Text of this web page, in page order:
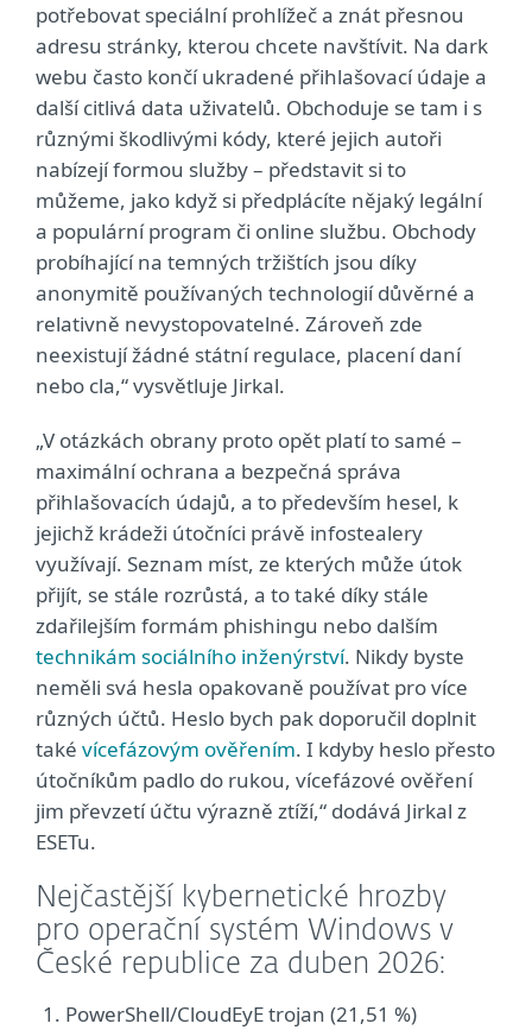
potřebovat speciální prohlížeč a znát přesnou
adresu stránky, kterou chcete navštívit. Na dark
webu často končí ukradené přihlašovací údaje a
další citlivá data uživatelů. Obchoduje se tam i s
různými škodlivými kódy, které jejich autoři
nabízejí formou služby – představit si to
můžeme, jako když si předplácíte nějaký legální
a populární program či online službu. Obchody
probíhající na temných tržištích jsou díky
anonymitě používaných technologií důvěrné a
relativně nevystopovatelné. Zároveň zde
neexistují žádné státní regulace, placení daní
nebo cla,“ vysvětluje Jirkal.
„V otázkách obrany proto opět platí to samé –
maximální ochrana a bezpečná správa
přihlašovacích údajů, a to především hesel, k
jejichž krádeži útočníci právě infostealery
využívají. Seznam míst, ze kterých může útok
přijít, se stále rozrůstá, a to také díky stále
zdařilejším formám phishingu nebo dalším
technikám sociálního inženýrství. Nikdy byste
neměli svá hesla opakovaně používat pro více
různých účtů. Heslo bych pak doporučil doplnit
také vícefázovým ověřením. I kdyby heslo přesto
útočníkům padlo do rukou, vícefázové ověření
jim převzetí účtu výrazně ztíží,“ dodává Jirkal z
ESETu.
Nejčastější kybernetické hrozby
pro operační systém Windows v
České republice za duben 2026:
PowerShell/CloudEyE trojan (21,51 %)